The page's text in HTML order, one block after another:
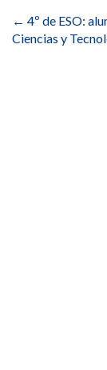
de
← 4º de ESO:
Ciencias y